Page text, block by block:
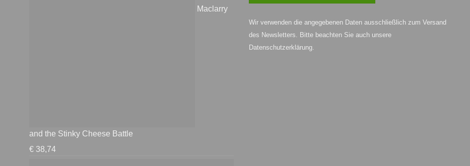
Maclarry
and the Stinky Cheese Battle
€38,74
Wir verwenden die angegebenen Daten ausschließlich zum Versand
des Newsletters. Bitte beachten Sie auch unsere
Datenschutzerklärung